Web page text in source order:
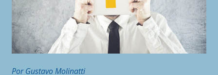
Por Gustavo Molinatti